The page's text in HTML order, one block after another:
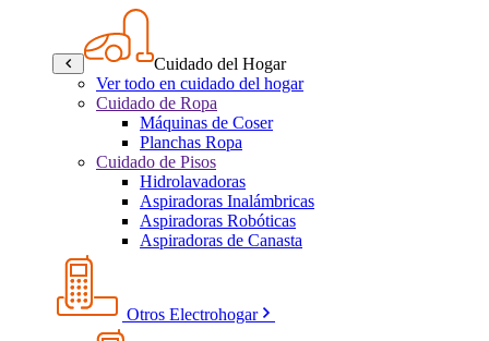
Cuidado del Hogar
Ver todo en cuidado del hogar
Cuidado de Ropa
Máquinas de Coser
Planchas Ropa
Cuidado de Pisos
Hidrolavadoras
Aspiradoras Inalámbricas
Aspiradoras Robóticas
Aspiradoras de Canasta
Otros Electrohogar